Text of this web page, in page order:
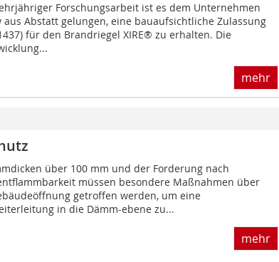
Forschungsarbeit ist es dem Unternehmen
aus Abstatt gelungen, eine bauaufsichtliche Zulassung
für den Brandriegel XIRE® zu erhalten. Die
mehr
über 100 mm und der Forderung nach
müssen besondere Maßnahmen über
getroffen werden, um eine
in die Dämm-ebene zu...
mehr